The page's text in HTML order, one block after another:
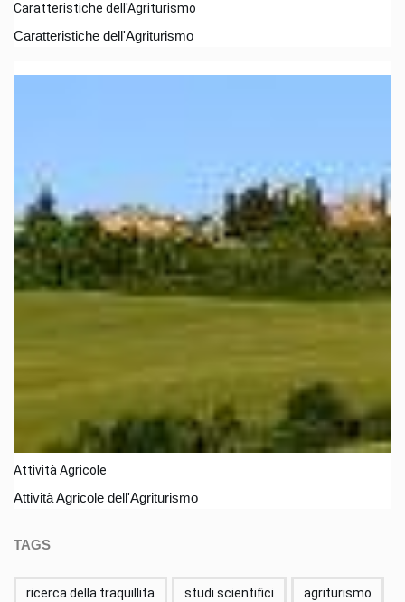
Caratteristiche dell'Agriturismo
Caratteristiche dell'Agriturismo
Attività Agricole
Attività Agricole dell'Agriturismo
TAGS
ricerca della traquillita studi scientifici agriturismo